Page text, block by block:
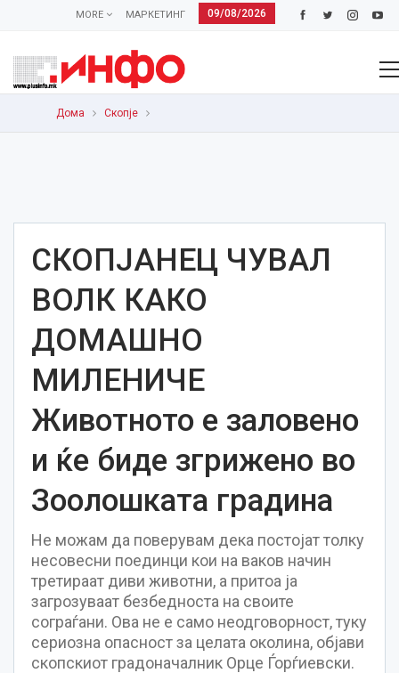
09/08/2026
МАРКЕТИНГ
MORE
Дома Скопје
СКОПЈАНЕЦ ЧУВАЛ
ВОЛК КАКО
ДОМАШНО
МИЛЕНИЧЕ
Животното е заловено
и ќе биде згрижено во
Зоолошката градина
Не можам да поверувам дека постојат толку
несовесни поединци кои на ваков начин
третираат диви животни, а притоа ја
загрозуваат безбедноста на своите
сограѓани. Ова не е само неодговорност, туку
сериозна опасност за целата околина, објави
скопскиот градоначалник Орце Ѓорѓиевски.